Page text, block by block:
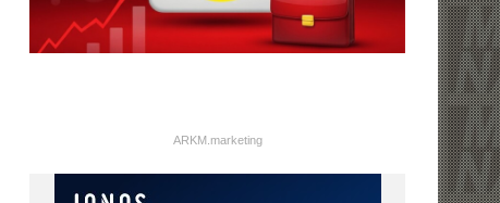
ARKM.marketing